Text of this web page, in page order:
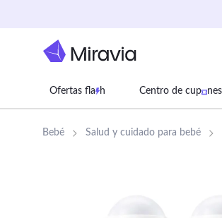
Ofertas fla h Centro de cup nes
Supermercado Juguetes
Bebé Salud y cuidado para bebé